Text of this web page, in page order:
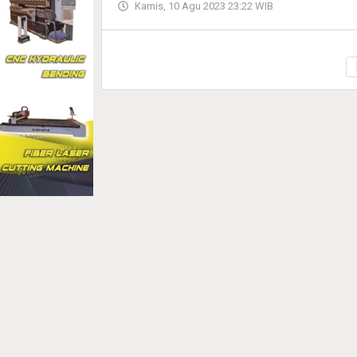
Kamis, 10 Agu 2023 23:22 WIB